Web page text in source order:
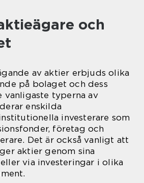
och
av aktier erbjuds olika
på bolaget och dess
vanligaste typerna av
enskilda
investerare som
företag och
Det är också vanligt att
aktier genom sina
via investeringar i olika